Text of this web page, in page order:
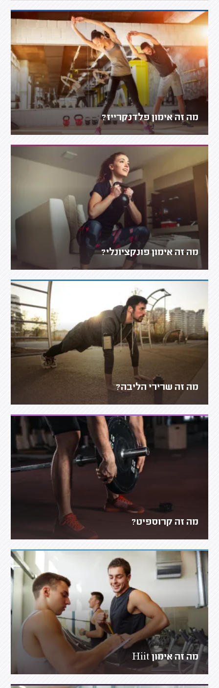
מה זה אימון פלדנקרייז?
מה זה אימון פונקציונלי?
מה זה שרירי הליבה?
מה זה קרוספיט?
מה זה אימון Hiit